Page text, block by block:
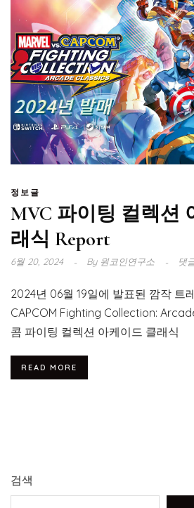
정보글
MVC 파이팅 컬렉션
래식 Report
6월 20, 2024 By원코인연구소 댓
2024년 06월 19일에 발표된 깜작 트
CAPCOM Fighting Collection:
콤 파이팅 컬렉션 아케이드 클래식
READ MORE
검색